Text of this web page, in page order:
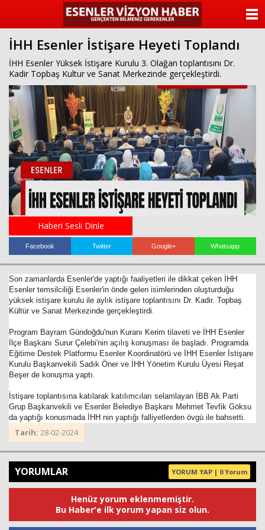
İHH Esenler İstişare Heyeti Toplandı
İHH Esenler Yüksek İstişare Kurulu 3. Olağan toplantısını Dr.
Kadir Topbaş Kultur ve Sanat Merkezinde gerçekleştirdi.
Haberi Sesli Dinle
Facebook Twitter Google+ Whatsapp
Son zamanlarda Esenler'de yaptığı faaliyetleri ile dikkat çeken İHH
Esenler temsilciliği Esenler'in önde gelen isimlerinden oluşturduğu
yüksek istişare kurulu ile aylık istişare toplantısını Dr. Kadir. Topbaş
Kültür ve Sanat Merkezinde gerçekleştirdi.
Program Bayram Gündoğdu'nun Kuranı Kerim tilaveti ve İHH Esenler
İlçe Başkanı Surur Çelebi'nin açılış konuşması ile başladı. Programda
Eğitime Destek Platformu Esenler Koordinatörü ve İHH Esenler İstişare
Kurulu Başkanvekili Sadık Öner ve İHH Yönetim Kurulu Üyesi Reşat
Beşer de konuşma yaptı.
İstişare toplantısına katılarak katılımcıları selamlayan İBB Ak Parti
Grup Başkanvekili ve Esenler Belediye Başkanı Mehmet Tevfik Göksu
da yaptığı konusmada İHH nin yaptığı falliyetlerden övgü ile bahsetti.
Tarih: 28-02-2024
YORUMLAR YORUM YAP | 0 Yorum
Henüz yorum eklenmemiştir.
Bu Haber'e ilk yorum yapan siz olun.
ANASAYFA
KATEGORİLER
YAZARLAR
ANKETLER
FOTO GALERİ
VİDEO GALERİ
KÜNYE